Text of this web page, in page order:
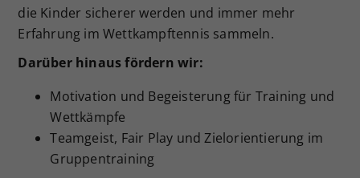
die Kinder sicherer werden und immer mehr
Erfahrung im Wettkampftennis sammeln.
Darüber hinaus fördern wir:
Motivation und Begeisterung für Training und
Wettkämpfe
Teamgeist, Fair Play und Zielorientierung im
Gruppentraining